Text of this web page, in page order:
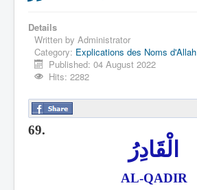
Details
Written by Administrator
Category: Explications des Noms d'Allah
Published: 04 August 2022
Hits: 2282
69.
الْقَادِرُ
AL-QADIR